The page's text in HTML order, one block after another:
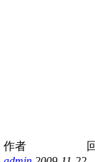
作者